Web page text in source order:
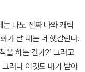
다니던 시간들을 톺아
대한 포부 등을 허심탄
만들고, 진한 알코올 향
한잔은 덤이다.
나도 진짜 나와 캐릭
가 날 때는 더 헷갈린다.
을 하는 건가?’ 그러고
러나 이것도 내가 받아